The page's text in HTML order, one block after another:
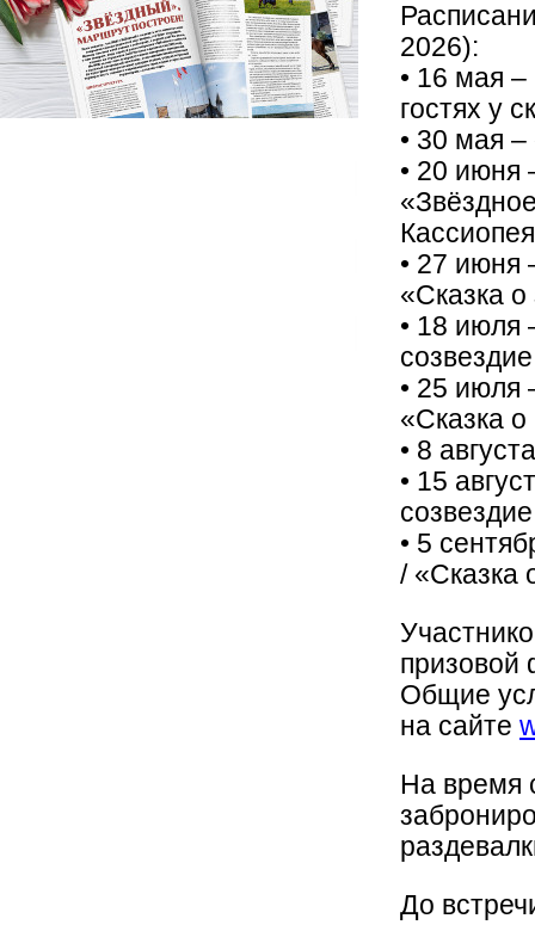
2026):
• 16 мая
гостях у
• 30 мая
• 20 июня
• 27 июня
«Сказка
• 18 июля
• 25 июля
«Сказка
• 8
• 15
• 5
/ «Сказка
Общие
на сайте
На время
До